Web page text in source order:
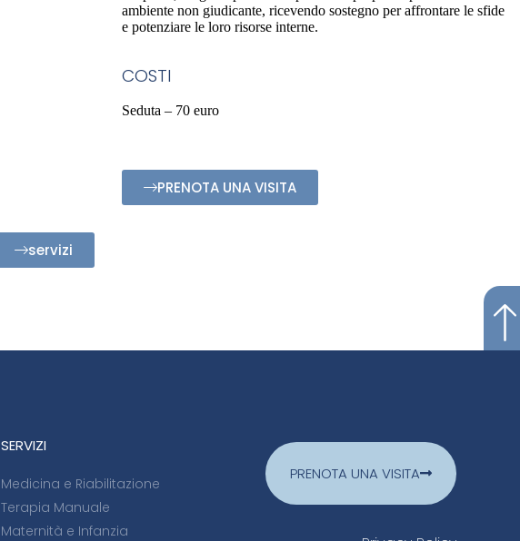
ambiente non giudicante, ricevendo sostegno per affrontare le sfide
e potenziare le loro risorse interne.
COSTI
Seduta – 70 euro
PRENOTA UNA VISITA
servizi
SERVIZI
Medicina e Riabilitazione
Terapia Manuale
Maternità e Infanzia
PRENOTA UNA VISITA